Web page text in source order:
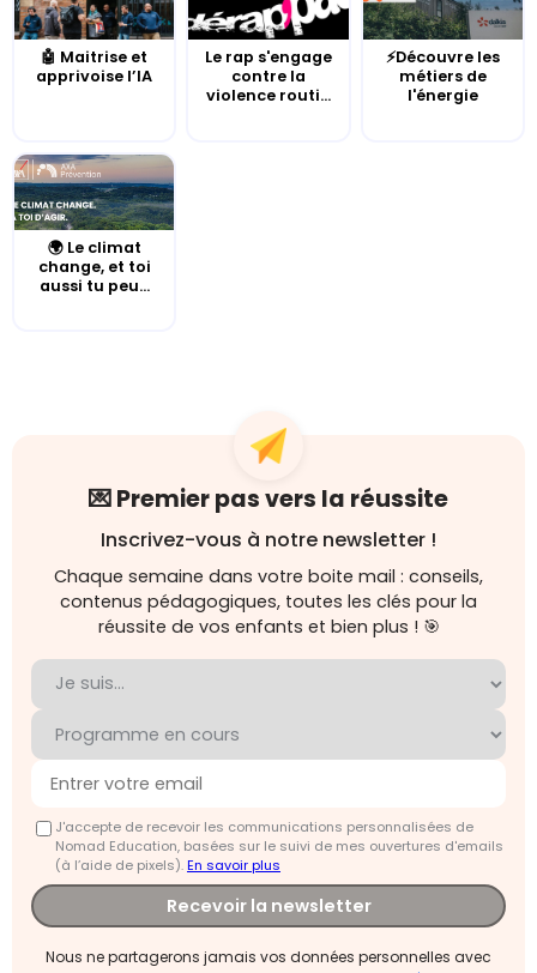
🤖 Maitrise et
apprivoise l’IA
Le rap s'engage
contre la
violence routi...
⚡Découvre les
métiers de
l'énergie
🌍 Le climat
change, et toi
aussi tu peu...
💌 Premier pas vers la réussite
Inscrivez-vous à notre newsletter !
Chaque semaine dans votre boite mail : conseils,
contenus pédagogiques, toutes les clés pour la
réussite de vos enfants et bien plus ! 🎯
J'accepte de recevoir les communications personnalisées de
Nomad Education, basées sur le suivi de mes ouvertures d'emails
(à l’aide de pixels).En savoir plus
Recevoir la newsletter
Nous ne partagerons jamais vos données personnelles avec